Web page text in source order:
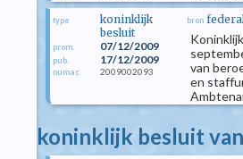
type
koninklijk
besluit
prom. 07/12/2009
pub. 17/12/2009
numac 2009002093
bron
van
en
koninklijk besluit